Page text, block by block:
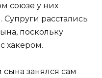
союзе у них
расстались
поскольку
хакером.
сына занялся сам